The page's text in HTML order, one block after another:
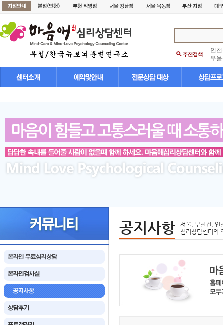
인
우
공지사항
서울, 부천권, 인
심리상담센터의